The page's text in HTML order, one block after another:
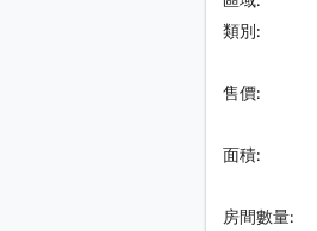
類別:
售價:
面積:
房間數量: